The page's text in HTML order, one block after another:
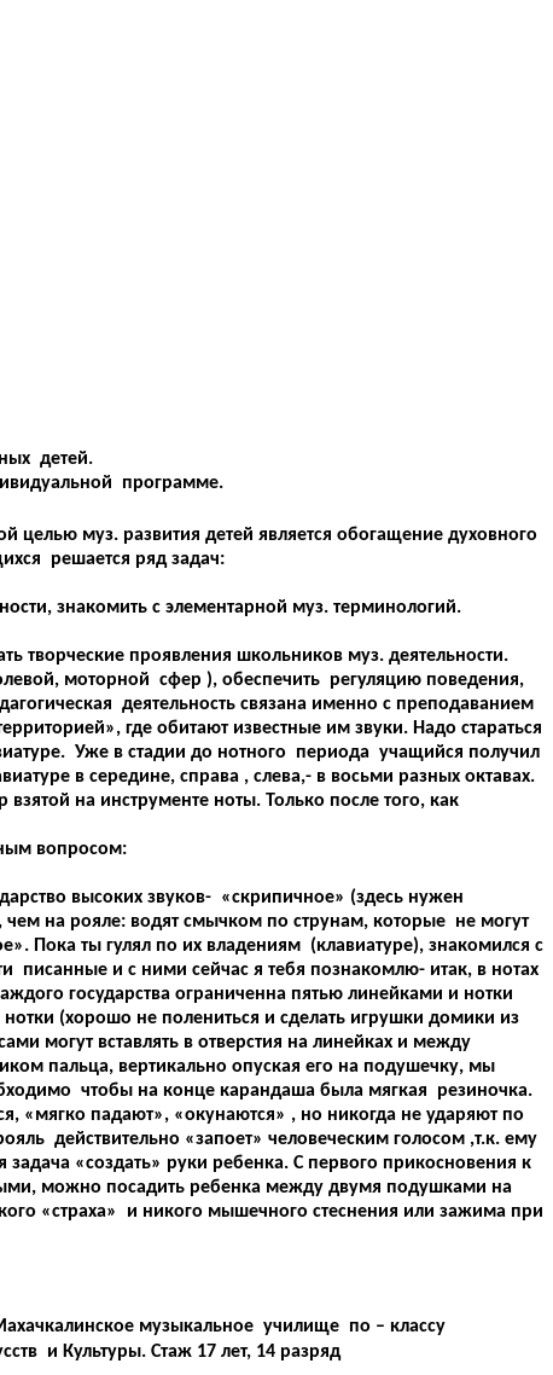
детей.
программе.
муз. развития детей является обогащение духовного
решается ряд задач:
знакомить с элементарной муз. терминологий.
творческие проявления школьников муз. деятельности.
моторной сфер ), обеспечить регуляцию поведения,
деятельность связана именно с преподаванием
где обитают известные им звуки. Надо стараться
Уже в стадии до нотного периода учащийся получил
в середине, справа , слева,- в восьми разных октавах.
на инструменте ноты. Только после того, как
вопросом:
высоких звуков- «скрипичное» (здесь нужен
на рояле: водят смычком по струнам, которые не могут
Пока ты гулял по их владениям (клавиатуре), знакомился с
писанные и с ними сейчас я тебя познакомлю- итак, в нотах
государства ограниченна пятью линейками и нотки
(хорошо не полениться и сделать игрушки домики из
могут вставлять в отверстия на линейках и между
пальца, вертикально опуская его на подушечку, мы
чтобы на конце карандаша была мягкая резиночка.
«мягко падают», «окунаются» , но никогда не ударяют по
действительно «запоет» человеческим голосом ,т.к. ему
«создать» руки ребенка. С первого прикосновения к
можно посадить ребенка между двумя подушками на
«страха» и никого мышечного стеснения или зажима при
музыкальное училище по – классу
и Культуры. Стаж 17 лет, 14 разряд